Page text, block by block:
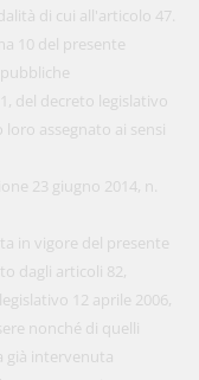
di cui all'articolo 47.
10 del presente
del decreto legislativo
loro assegnato ai sensi
23 giugno 2014, n.
in vigore del presente
dagli articoli 82,
12 aprile 2006,
nonché di quelli
già intervenuta